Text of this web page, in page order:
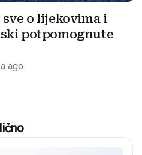
o lijekovima i
potpomognute
ago